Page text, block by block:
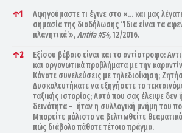
References
↑1
Αφηγούμαστε τι έγινε στο «… και μας
σημασία της διαδήλωσης ‘Ίδια είναι τα
πλανητικά’»,Antifa #54,12/2016.
↑2
Εξίσου βέβαιο είναι και το αντίστροφο:
και οργανωτικά προβλήματα με την
Κάνατε συνελεύσεις με τηλεδιοίκηση;
Δυσκολευτήκατε να εξηγήσετε τα
ταξικής ιστορίας; Αυτό που σας έλειψε δεν
δεινότητα – ήταν η συλλογική μνήμη του
Μπορείτε μάλιστα να βελτιωθείτε
πώς διάβολο πάθατε τέτοιο πράγμα.